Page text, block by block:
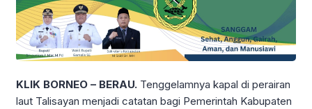
KLIK BORNEO – BERAU. Tenggelamnya kapal di perairan
laut Talisayan menjadi catatan bagi Pemerintah Kabupaten